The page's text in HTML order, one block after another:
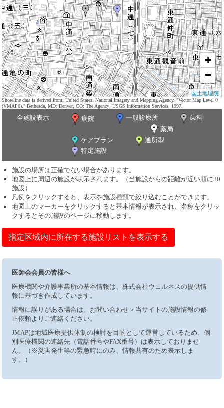
+
−
国土地理院
Shoreline data is derived from: United States. National Imagery and Mapping Agency. "Vector Map Level 0
(VMAP0)." Bethesda, MD: Denver, CO: The Agency; USGS Information Services, 1997.
全施設表示 病院 一般診療所
歯科
薬局
ケアプラン
通所型
特定施設
施設の場所は正確でない場合があります。
地図上に周辺の施設が表示されます。（当施設からの距離が近い順に30
施設）
凡例をクリックすると、表示を施設種類で絞り込むことができます。
地図上のマーカーをクリックすると基本情報が表示され、名称をクリッ
クするとその施設のページに移動します。
指定区域内に所在する施設リストを表示する
医師会会員の皆様へ
医療機関や介護事業所の基本情報は、株式会社ウェルネスの提供情
報に基づき作成しています。
情報に誤りがある場合は、お問い合わせ＞当サイトの施設情報の修
正依頼よりご連絡ください。
JMAPは地域医療提供体制の検討を目的として運営しているため、個
別医療機関の連絡先（電話番号やFAX番号）は表示しておりませ
ん。（※災害発生等の緊急時にのみ、情報共有のため表示しま
す。）